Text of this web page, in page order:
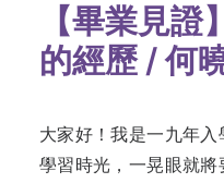
【畢業見
的經歷 / 何
大家好！我是一九年
學習時光，一晃眼就